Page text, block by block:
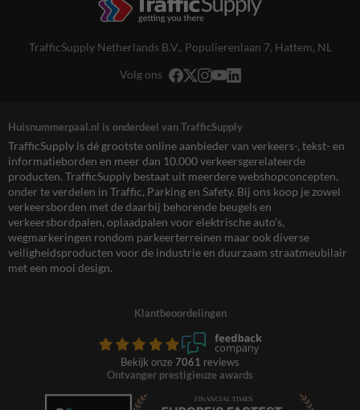
TrafficSupply Netherlands B.V., Populierenlaan 7, Hattem, NL
Volg ons
Huisnummerpaal.nl is onderdeel van TrafficSupply
TrafficSupply is dé grootste online aanbieder van verkeers-, tekst- en
informatieborden en meer dan 10.000 verkeersgerelateerde
producten. TrafficSupply bestaat uit meerdere webshopconcepten,
onder te verdelen in Traffic, Parking en Safety. Bij ons koop je zowel
verkeersborden met de daarbij behorende beugels en
verkeersbordpalen, oplaadpalen voor elektrische auto’s,
wegmarkeringen rondom parkeerterreinen maar ook diverse
veiligheidsproducten voor de industrie en duurzaam straatmeubilair
met een mooi design.
Klantbeoordelingen
Bekijk onze 7061 reviews
Ontvanger prestigieuze awards